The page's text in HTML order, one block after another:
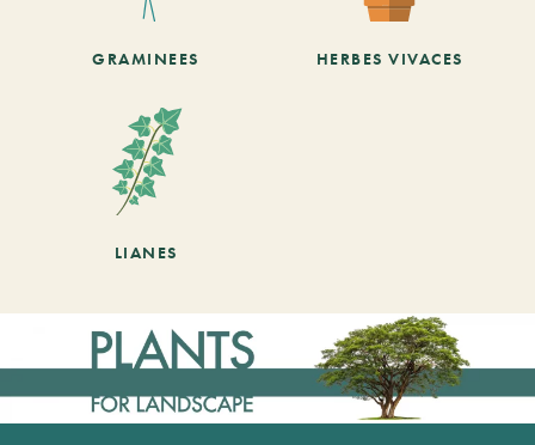
GRAMINEES HERBES VIVACES
LIANES